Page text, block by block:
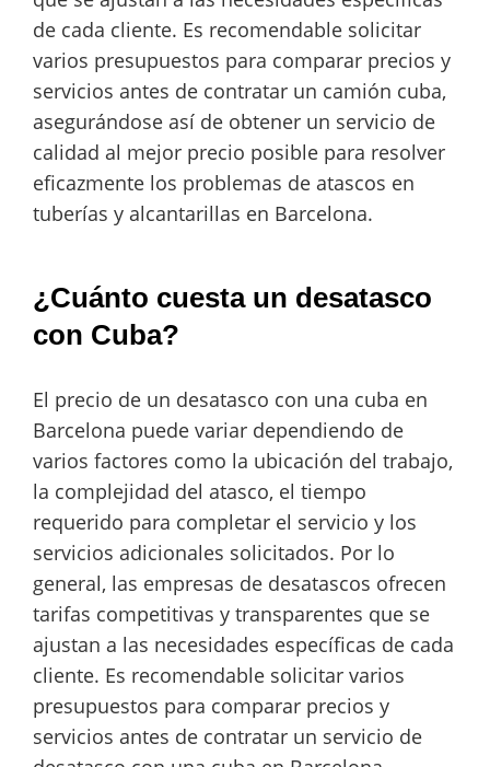
de cada cliente. Es recomendable solicitar
varios presupuestos para comparar precios y
servicios antes de contratar un camión cuba,
asegurándose así de obtener un servicio de
calidad al mejor precio posible para resolver
eficazmente los problemas de atascos en
tuberías y alcantarillas en Barcelona.
¿Cuánto cuesta un desatasco
con Cuba?
El precio de un desatasco con una cuba en
Barcelona puede variar dependiendo de
varios factores como la ubicación del trabajo,
la complejidad del atasco, el tiempo
requerido para completar el servicio y los
servicios adicionales solicitados. Por lo
general, las empresas de desatascos ofrecen
tarifas competitivas y transparentes que se
ajustan a las necesidades específicas de cada
cliente. Es recomendable solicitar varios
presupuestos para comparar precios y
servicios antes de contratar un servicio de